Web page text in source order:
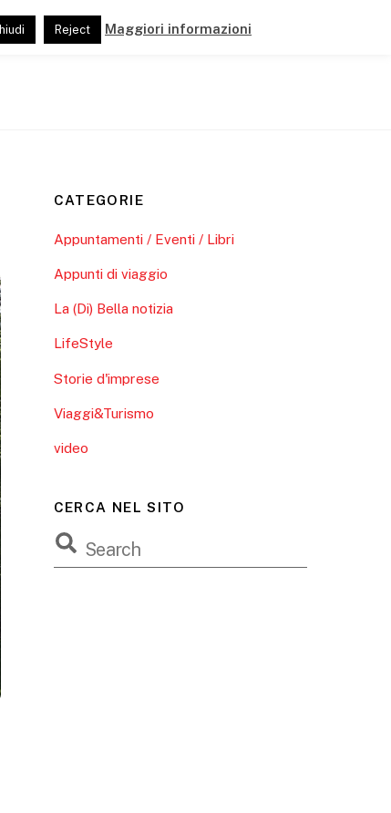
Pubblicazioni Link e Partner
CATEGORIE
Appuntamenti / Eventi / Libri
Appunti di viaggio
La (Di) Bella notizia
LifeStyle
Storie d'imprese
Viaggi&Turismo
video
CERCA NEL SITO
Reject Maggiori informazioni